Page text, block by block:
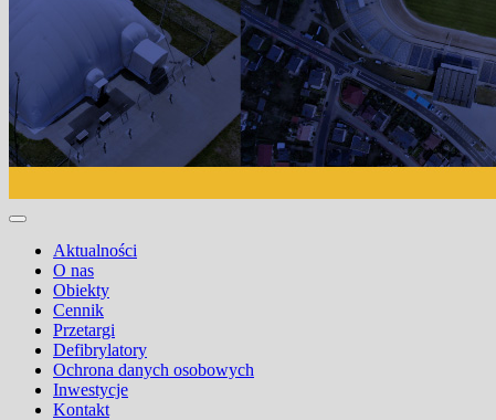
Aktualności
O nas
Obiekty
Cennik
Przetargi
Defibrylatory
Ochrona danych osobowych
Inwestycje
Kontakt